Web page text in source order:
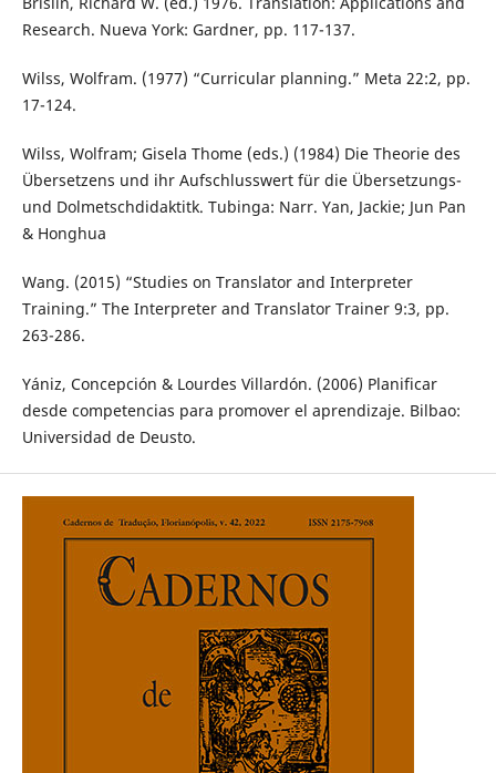
Research. Nueva York: Gardner, pp. 117-137.
Wilss, Wolfram. (1977) “Curricular planning.” Meta 22:2, pp.
17-124.
Wilss, Wolfram; Gisela Thome (eds.) (1984) Die Theorie des
Übersetzens und ihr Aufschlusswert für die Übersetzungs-
und Dolmetschdidaktitk. Tubinga: Narr. Yan, Jackie; Jun Pan
& Honghua
Wang. (2015) “Studies on Translator and Interpreter
Training.” The Interpreter and Translator Trainer 9:3, pp.
263-286.
Yániz, Concepción & Lourdes Villardón. (2006) Planificar
desde competencias para promover el aprendizaje. Bilbao:
Universidad de Deusto.